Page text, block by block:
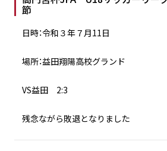
節
日時：令和３年７月11日
場所：益田翔陽高校グランド
VS益田 2:3
残念ながら敗退となりました